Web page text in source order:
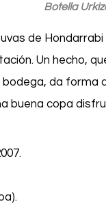
Botella
de
Un hecho,
da forma
buena copa